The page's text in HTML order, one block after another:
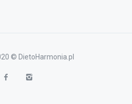
© DietoHarmonia.pl